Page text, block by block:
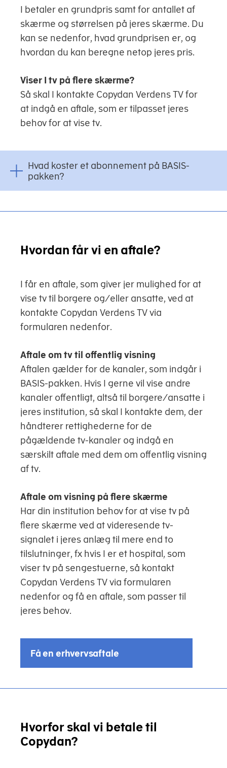
I betaler en grundpris samt for antallet af
skærme og størrelsen på jeres skærme. Du
kan se nedenfor, hvad grundprisen er, og
hvordan du kan beregne netop jeres pris.
Viser I tv på flere skærme?
Så skal I kontakte Copydan Verdens TV for
at indgå en aftale, som er tilpasset jeres
behov for at vise tv.
Hvad koster et abonnement på BASIS-
pakken?
Hvordan får vi en aftale?
I får en aftale, som giver jer mulighed for at
vise tv til borgere og/eller ansatte, ved at
kontakte Copydan Verdens TV via
formularen nedenfor.
Aftale om tv til offentlig visning
Aftalen gælder for de kanaler, som indgår i
BASIS-pakken. Hvis I gerne vil vise andre
kanaler offentligt, altså til borgere/ansatte i
jeres institution, så skal I kontakte dem, der
håndterer rettighederne for de
pågældende tv-kanaler og indgå en
særskilt aftale med dem om offentlig visning
af tv.
Aftale om visning på flere skærme
Har din institution behov for at vise tv på
flere skærme ved at videresende tv-
signalet i jeres anlæg til mere end to
tilslutninger, fx hvis I er et hospital, som
viser tv på sengestuerne, så kontakt
Copydan Verdens TV via formularen
nedenfor og få en aftale, som passer til
jeres behov.
Få en erhvervsaftale
Hvorfor skal vi betale til
Copydan?